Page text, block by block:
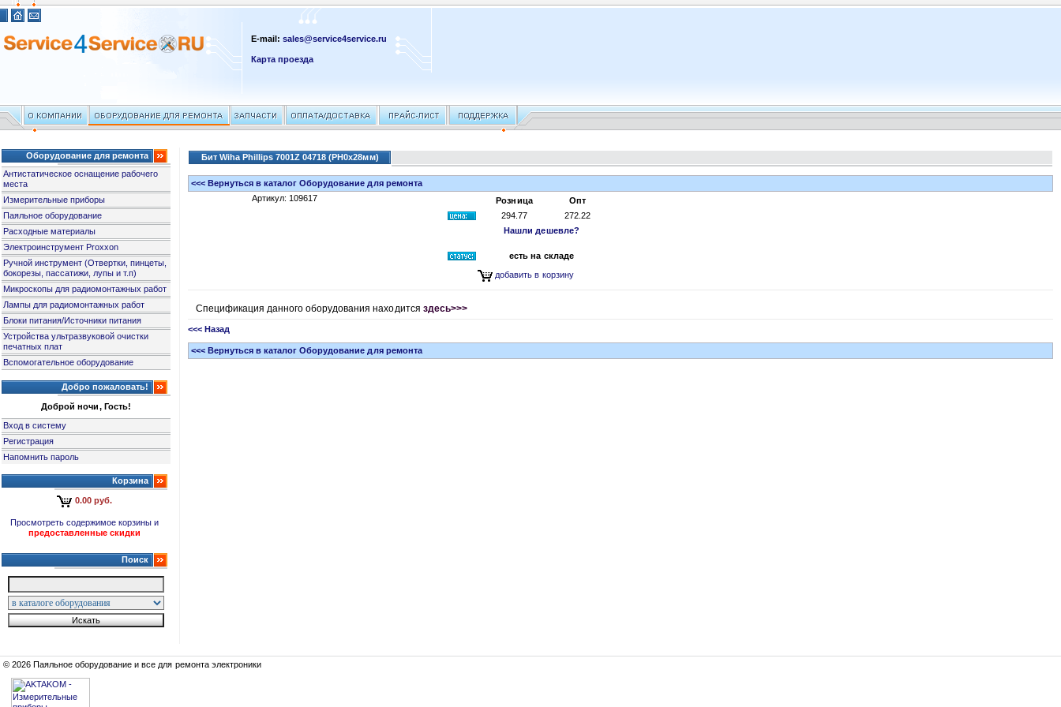
E-mail:sales@service4service.ru
Карта проезда
Оборудование для ремонта
Антистатическое оснащение рабочего
места
Измерительные приборы
Паяльное оборудование
Расходные материалы
Электроинструмент Proxxon
Ручной инструмент (Отвертки, пинцеты,
бокорезы, пассатижи, лупы и т.п)
Микроскопы для радиомонтажных работ
Лампы для радиомонтажных работ
Блоки питания/Источники питания
Устройства ультразвуковой очистки
печатных плат
Вспомогательное оборудование
Добро пожаловать!
Доброй ночи, Гость!
Вход в систему
Регистрация
Напомнить пароль
Корзина
0.00 руб.
Просмотреть содержимое корзины и
предоставленные скидки
Поиск
Бит Wiha Phillips 7001Z 04718 (PH0х28мм)
<<< Вернуться в каталог Оборудование для ремонта
Артикул: 109617
Розница
Опт
294.77
272.22
Нашли дешевле?
есть на складе
добавить в корзину
Спецификация данного оборудования находится здесь>>>
<<< Назад
<<< Вернуться в каталог Оборудование для ремонта
© 2026 Паяльное оборудование и все для ремонта электроники